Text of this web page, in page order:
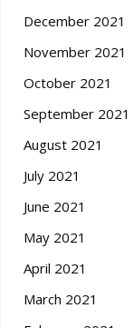
December 2021
November 2021
October 2021
September 2021
August 2021
July 2021
June 2021
May 2021
April 2021
March 2021